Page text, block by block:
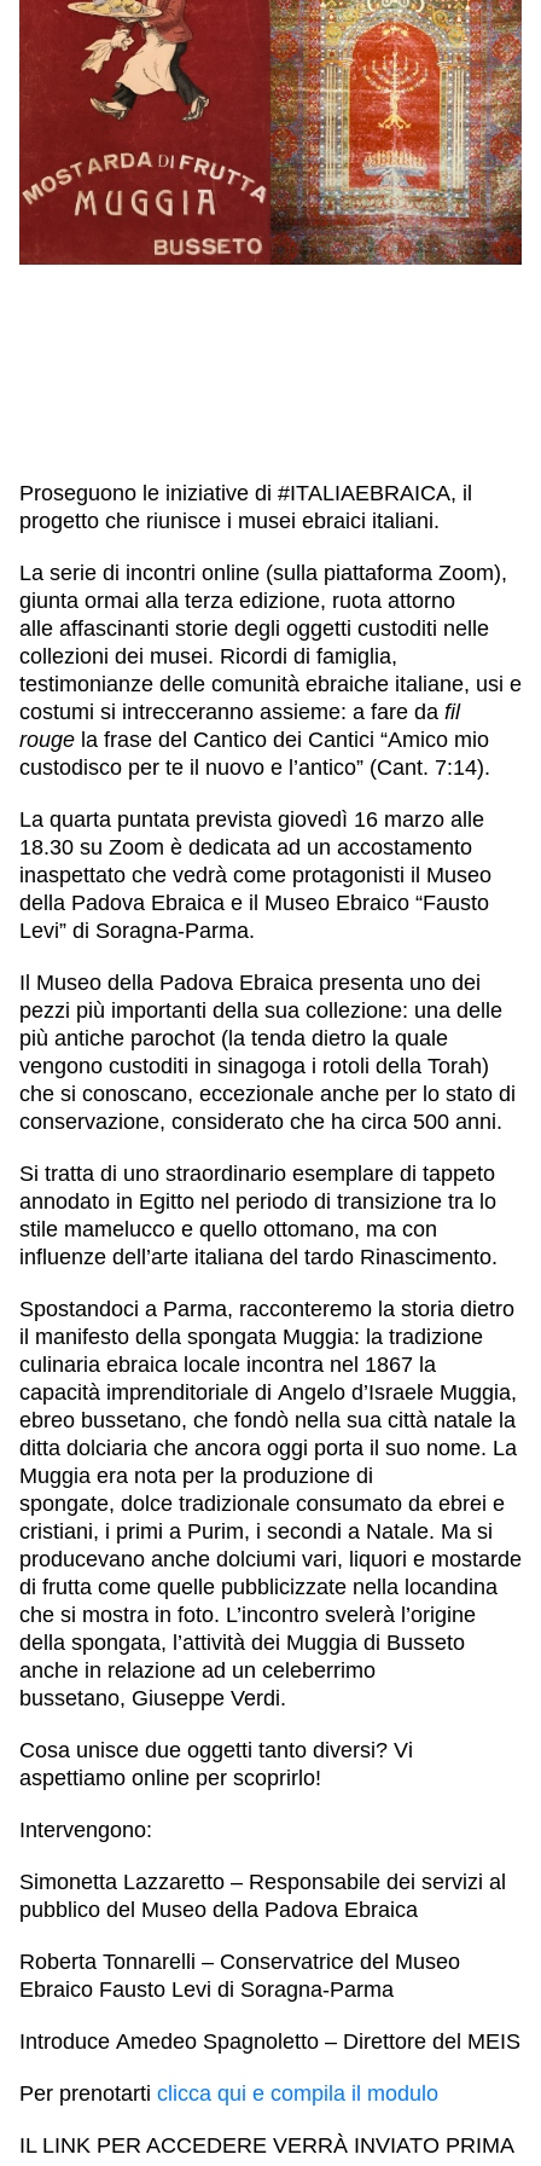
IL NOSTRO STAFF
EDUCAZIONE
SCUOLE
INSEGNANTI
GIOVANI, ADULTI
CULTURA EBRAICA
CAPIRE L’EBRAISMO
CALENDARIO & FESTIVITÀ
OGGETTI & SIMBOLI
IL CICLO DELLA VITA
Proseguono le iniziative di #ITALIAEBRAICA, il
progetto che riunisce i musei ebraici italiani.
La serie di incontri online (sulla piattaforma Zoom),
giunta ormai alla terza edizione, ruota attorno
alle affascinanti storie degli oggetti custoditi nelle
collezioni dei musei. Ricordi di famiglia,
testimonianze delle comunità ebraiche italiane, usi e
costumi si intrecceranno assieme: a fare da fil
rouge la frase del Cantico dei Cantici “Amico mio
custodisco per te il nuovo e l’antico” (Cant. 7:14).
La quarta puntata prevista giovedì 16 marzo alle
18.30 su Zoom è dedicata ad un accostamento
inaspettato che vedrà come protagonisti il Museo
della Padova Ebraica e il Museo Ebraico “Fausto
Levi” di Soragna-Parma.
Il Museo della Padova Ebraica presenta uno dei
pezzi più importanti della sua collezione: una delle
più antiche parochot (la tenda dietro la quale
vengono custoditi in sinagoga i rotoli della Torah)
che si conoscano, eccezionale anche per lo stato di
conservazione, considerato che ha circa 500 anni.
Si tratta di uno straordinario esemplare di tappeto
annodato in Egitto nel periodo di transizione tra lo
stile mamelucco e quello ottomano, ma con
influenze dell’arte italiana del tardo Rinascimento.
Spostandoci a Parma, racconteremo la storia dietro
il manifesto della spongata Muggia: la tradizione
culinaria ebraica locale incontra nel 1867 la
capacità imprenditoriale di Angelo d’Israele Muggia,
ebreo bussetano, che fondò nella sua città natale la
ditta dolciaria che ancora oggi porta il suo nome. La
Muggia era nota per la produzione di
spongate, dolce tradizionale consumato da ebrei e
cristiani, i primi a Purim, i secondi a Natale. Ma si
producevano anche dolciumi vari, liquori e mostarde
di frutta come quelle pubblicizzate nella locandina
che si mostra in foto. L’incontro svelerà l’origine
della spongata, l’attività dei Muggia di Busseto
anche in relazione ad un celeberrimo
bussetano, Giuseppe Verdi.
Cosa unisce due oggetti tanto diversi? Vi
aspettiamo online per scoprirlo!
Intervengono:
Simonetta Lazzaretto – Responsabile dei servizi al
pubblico del Museo della Padova Ebraica
Roberta Tonnarelli – Conservatrice del Museo
Ebraico Fausto Levi di Soragna-Parma
Introduce Amedeo Spagnoletto – Direttore del MEIS
Per prenotarti clicca qui e compila il modulo
IL LINK PER ACCEDERE VERRÀ INVIATO PRIMA